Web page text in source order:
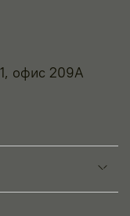
офис 209А